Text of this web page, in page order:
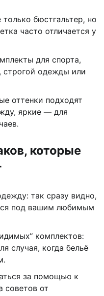
бюстгальтер, но
часто отличается у
для спорта,
строгой одежды или
оттенки подходят
яркие — для
которые
так сразу видно,
под вашим любимым
комплектов:
случая, когда бельё
за помощью к
советов от